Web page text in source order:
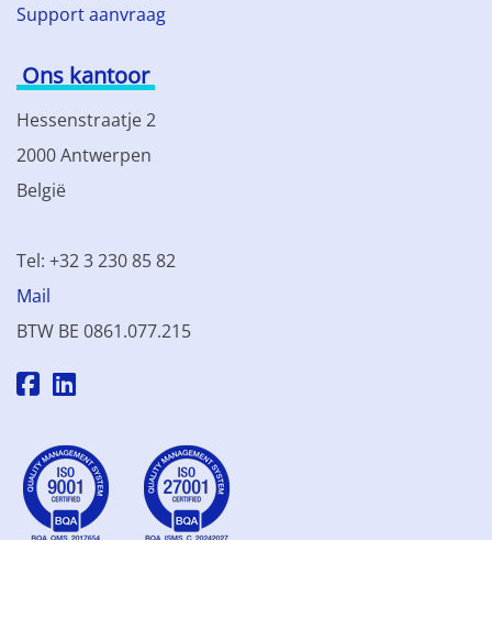
Support aanvraag
Ons kantoor
Hessenstraatje 2
2000 Antwerpen
België
Tel: +32 3 230 85 82
Mail
BTW BE 0861.077.215